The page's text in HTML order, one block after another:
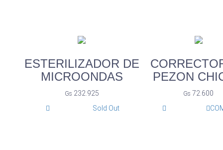
ESTERILIZADOR DE
MICROONDAS
Gs 232.925
Sold Out
PEZON
Gs 72.600